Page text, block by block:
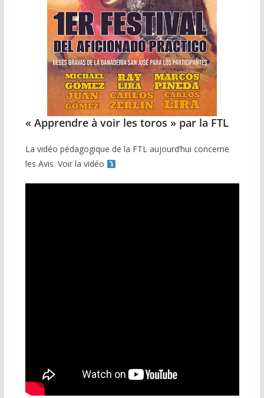
« Apprendre à voir les toros » par la FTL
La vidéo pédagogique de la FTL aujourd’hui concerne
les Avis. Voir la vidéo